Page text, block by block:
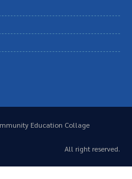
Education Collage
All right reserved.